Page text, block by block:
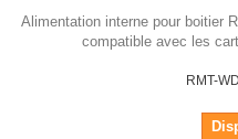
Alimentation interne pour boitier
compatible avec les
RMT-